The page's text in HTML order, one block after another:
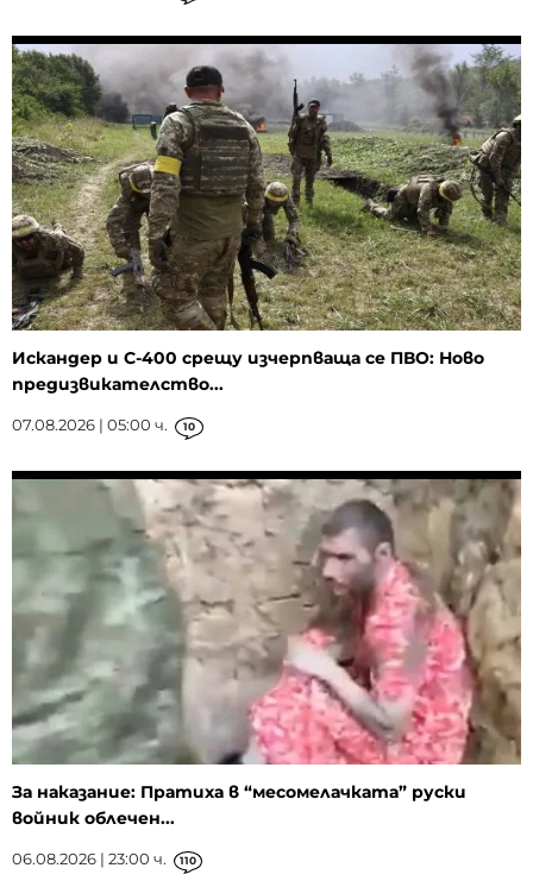
Искандер и С-400 срещу изчерпваща се ПВО: Ново
предизвикателство...
07.08.2026 | 05:00 ч. 10
За наказание: Пратиха в “месомелачката” руски
войник облечен...
06.08.2026 | 23:00 ч. 110